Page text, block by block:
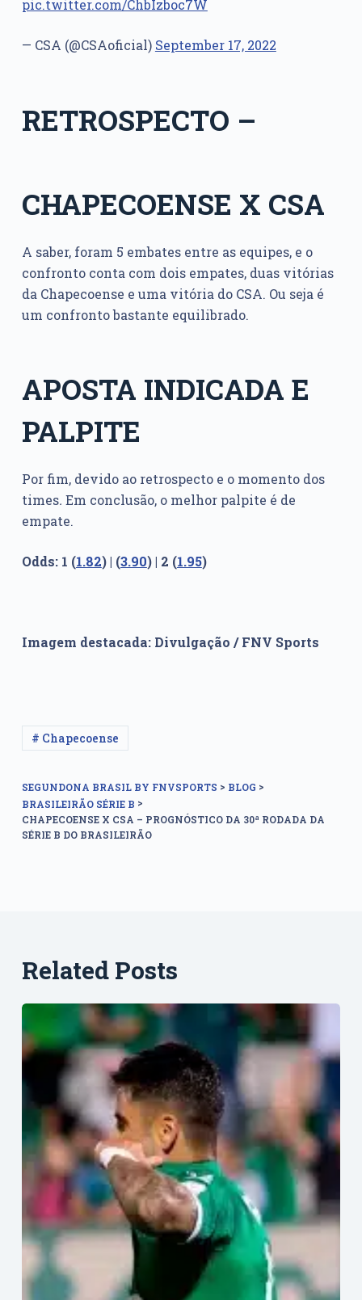
pic.twitter.com/ChbIzboc7W
— CSA (@CSAoficial) September 17, 2022
RETROSPECTO –
CHAPECOENSE X CSA
A saber, foram 5 embates entre as equipes, e o
confronto conta com dois empates, duas vitórias
da Chapecoense e uma vitória do CSA. Ou seja é
um confronto bastante equilibrado.
APOSTA INDICADA E
PALPITE
Por fim, devido ao retrospecto e o momento dos
times. Em conclusão, o melhor palpite é de
empate.
Odds: 1 (1.82) | (3.90) | 2 (1.95)
Imagem destacada: Divulgação / FNV Sports
# Chapecoense
SEGUNDONA BRASIL BY FNVSPORTS > BLOG >
BRASILEIRÃO SÉRIE B >
CHAPECOENSE X CSA – PROGNÓSTICO DA 30ª RODADA DA
SÉRIE B DO BRASILEIRÃO
Related Posts